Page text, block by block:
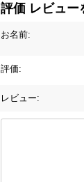
評価 レビュー
お名前:
評価:
レビュー: